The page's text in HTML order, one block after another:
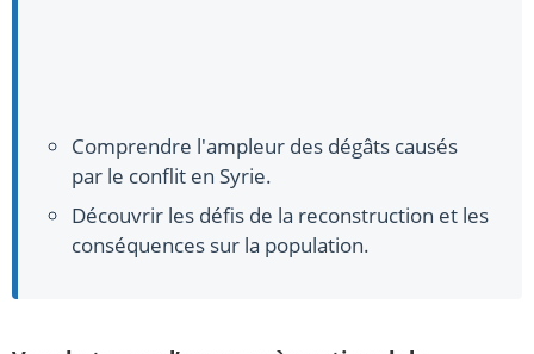
Comprendre l'ampleur des dégâts causés
par le conflit en Syrie.
Découvrir les défis de la reconstruction et les
conséquences sur la population.